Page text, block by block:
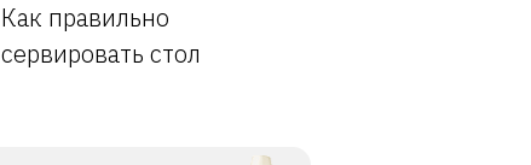
Как правильно
сервировать стол